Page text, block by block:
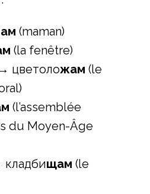
ам (maman)
(la fenêtre)
→ цветоложам (le
(l’assemblée
du Moyen-Âge
кладбищам (le